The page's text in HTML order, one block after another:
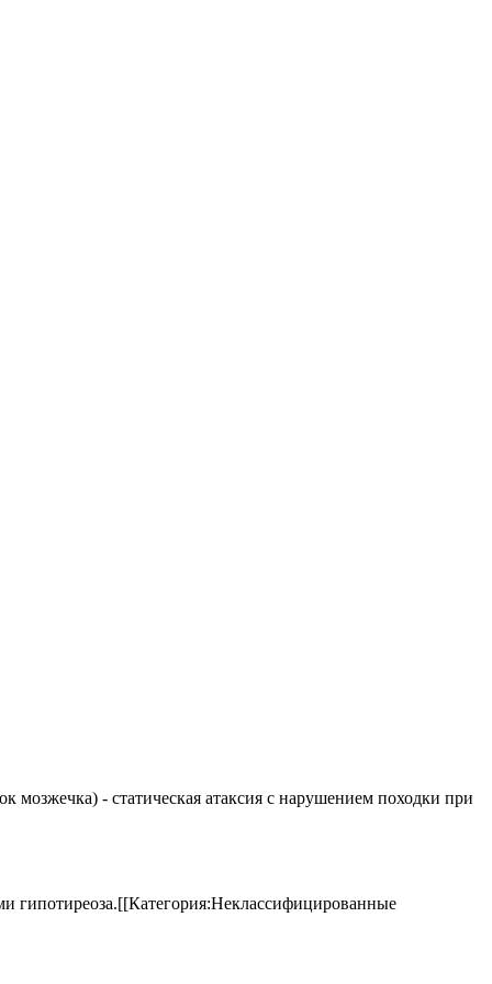
мозжечка) - статическая атаксия с нарушением походки при
гипотиреоза.[[Категория:Неклассифицированные